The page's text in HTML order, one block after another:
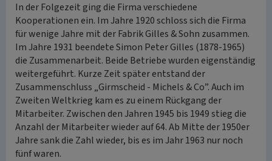
In der Folgezeit ging die Firma verschiedene
Kooperationen ein. Im Jahre 1920 schloss sich die Firma
für wenige Jahre mit der Fabrik Gilles & Sohn zusammen.
Im Jahre 1931 beendete Simon Peter Gilles (1878-1965)
die Zusammenarbeit. Beide Betriebe wurden eigenständig
weitergeführt. Kurze Zeit später entstand der
Zusammenschluss „Girmscheid - Michels & Co”. Auch im
Zweiten Weltkrieg kam es zu einem Rückgang der
Mitarbeiter. Zwischen den Jahren 1945 bis 1949 stieg die
Anzahl der Mitarbeiter wieder auf 64. Ab Mitte der 1950er
Jahre sank die Zahl wieder, bis es im Jahr 1963 nur noch
fünf waren.